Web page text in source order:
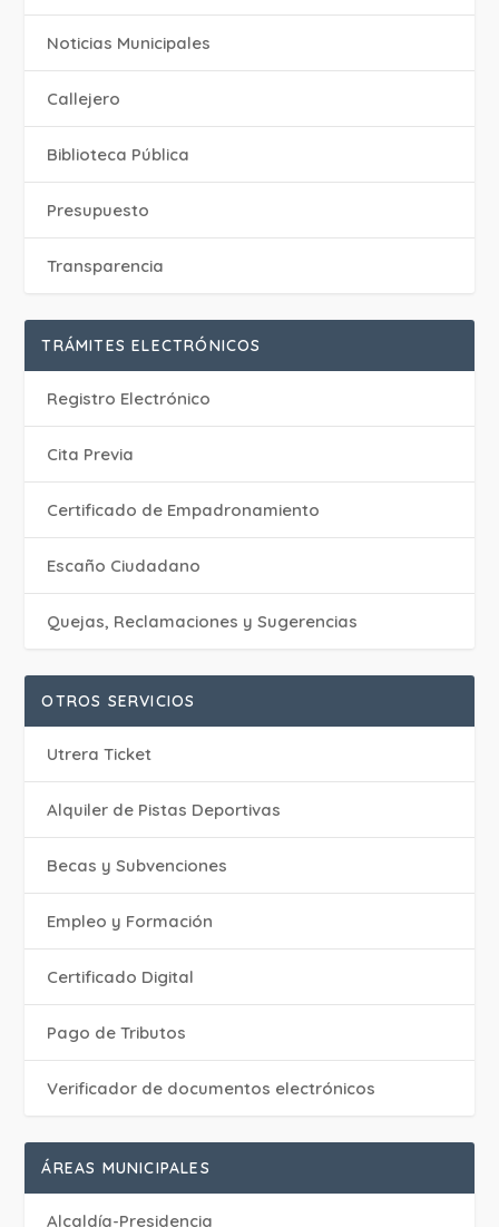
‎Noticias Municipales
Callejero
Biblioteca Pública
Presupuesto
Transparencia
TRÁMITES ELECTRÓNICOS
Registro Electrónico
Cita Previa
Certificado de Empadronamiento
Escaño Ciudadano
Quejas, Reclamaciones y Sugerencias
OTROS SERVICIOS
Utrera Ticket
Alquiler de Pistas Deportivas
Becas y Subvenciones
Empleo y Formación
Certificado Digital
Pago de Tributos
Verificador de documentos electrónicos
ÁREAS MUNICIPALES
Alcaldía-Presidencia